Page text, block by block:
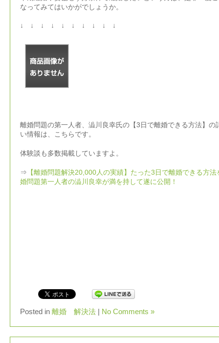
なってみてはいかがでしょうか。
↓ ↓ ↓ ↓ ↓ ↓ ↓ ↓ ↓ ↓
離婚問題の第一人者、澁川良幸氏の【3日で離婚できる方法】の
い情報は、こちらです。
体験談も多数掲載していますよ。
⇒ 【離婚問題解決20,000人の実績】たった3日で離婚できる方法
婚問題第一人者の澁川良幸が満を持して遂に公開！
Posted in 離婚 解決法 | No Comments »